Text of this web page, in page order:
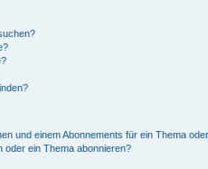
und einem Abonnements für ein Thema
oder ein Thema abonnieren?